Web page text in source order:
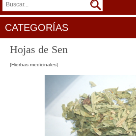
CATEGORÍAS
Hojas de Sen
[Hierbas medicinales]